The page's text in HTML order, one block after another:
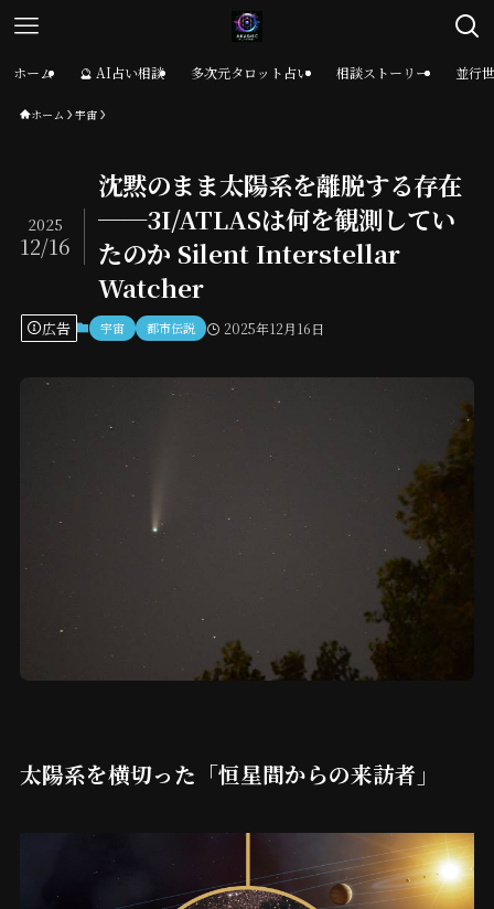
ホーム 🔮 AI占い相談 多次元タロット占い 相談ストーリー 並行
ホーム 宇宙
沈黙のまま太陽系を離脱する存在
──3I/ATLASは何を観測してい
たのか Silent Interstellar
Watcher
2025
12/16
広告 宇宙 都市伝説 2025年12月16日
太陽系を横切った「恒星間からの来訪者」